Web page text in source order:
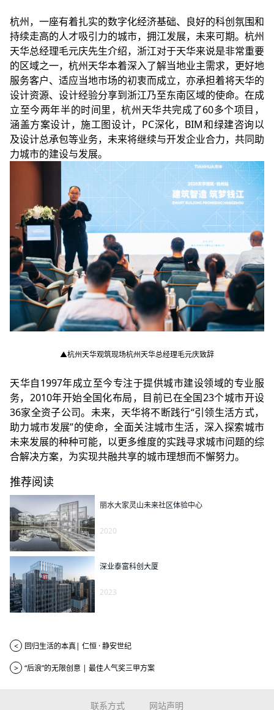
杭州，一座有着扎实的数字化经济基础、良好的科创氛围和
持续走高的人才吸引力的城市，拥江发展，未来可期。杭州
天华总经理毛元庆先生介绍，浙江对于天华来说是非常重要
的区域之一，杭州天华本着深入了解当地业主需求，更好地
服务客户、适应当地市场的初衷而成立，亦承担着将天华的
设计资源、设计经验分享到浙江乃至东南区域的使命。在成
立至今两年半的时间里，杭州天华共完成了60多个项目，
涵盖方案设计，施工图设计，PC深化，BIM和绿建咨询以
及设计总承包等业务，未来将继续与开发企业合力，共同助
力城市的建设与发展。
▲杭州天华观筑现场杭州天华总经理毛元庆致辞
天华自1997年成立至今专注于提供城市建设领域的专业服
务，2010年开始全国化布局，目前已在全国23个城市开设
36家全资子公司。未来，天华将不断践行“引领生活方式，
助力城市发展”的使命，全面关注城市生活，深入探索城市
未来发展的种种可能，以更多维度的实践寻求城市问题的综
合解决方案，为实现共融共享的城市理想而不懈努力。
推荐阅读
丽水大家灵山未来社区体验中心
2020
深业泰富科创大厦
2023
< 回归生活的本真| 仁恒 · 静安世纪
> “后浪”的无限创意 | 最佳人气奖三甲方案
联系方式 网站声明